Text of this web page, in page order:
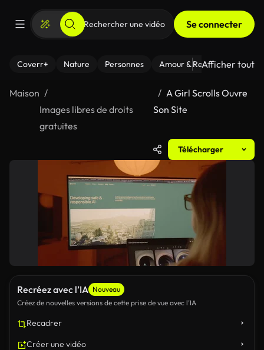
Se connecter
Coverr+ Nature Personnes Amour & Relations Le
Afficher tout
Maison
Images libres de droits
gratuites
A Girl Scrolls Ouvre
Son Site
Télécharger
Recréez avec l’IA Nouveau
Créez de nouvelles versions de cette prise de vue avec l’IA
Recadrer
Créer une vidéo